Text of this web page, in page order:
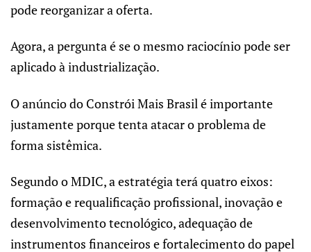
pode reorganizar a oferta.
Agora, a pergunta é se o mesmo raciocínio pode ser
aplicado à industrialização.
O anúncio do Constrói Mais Brasil é importante
justamente porque tenta atacar o problema de
forma sistêmica.
Segundo o MDIC, a estratégia terá quatro eixos:
formação e requalificação profissional, inovação e
desenvolvimento tecnológico, adequação de
instrumentos financeiros e fortalecimento do papel